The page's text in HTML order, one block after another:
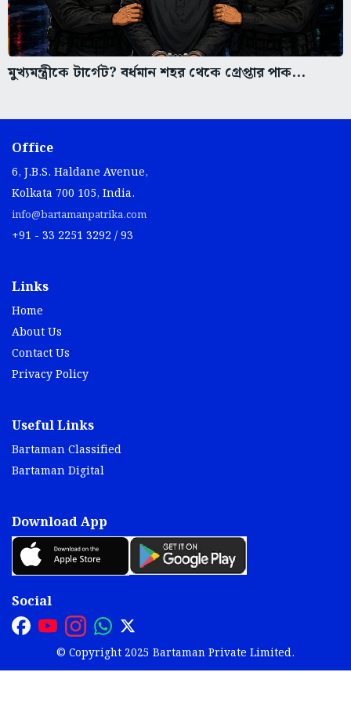
মুখ্যমন্ত্রীকে টার্গেট? বর্ধমান শহর থেকে গ্রেপ্তার পাক...
Office
6, J.B.S. Haldane Avenue,
Kolkata 700 105, India.
info@bartamanpatrika.com
+91 - 33 2251 3292 / 93
Links
Home
About Us
Contact Us
Privacy Policy
Useful Links
Bartaman Classified
Bartaman Digital
Download App
Social
© Copyright 2025 Bartaman Private Limited.